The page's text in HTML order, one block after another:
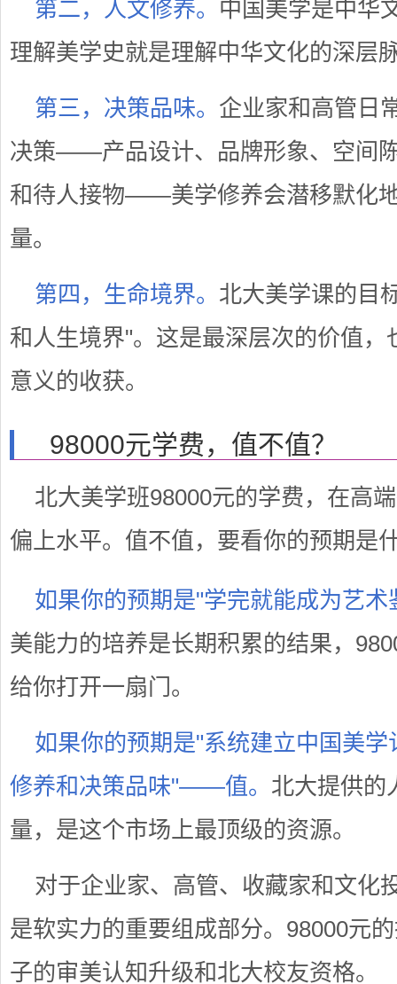
第二，人文修养。 中国美学是中华
理解美学史就是理解中华文化的深层
第三，决策品味。 企业家和高管日
决策——产品设计、品牌形象、空间
和待人接物——美学修养会潜移默化
量。
第四，生命境界。 北大美学课的目
和人生境界"。这是最深层次的价值，
意义的收获。
98000元学费，值不值？
北大美学班98000元的学费，在高
偏上水平。值不值，要看你的预期是
如果你的预期是"学完就能成为艺
美能力的培养是长期积累的结果，
给你打开一扇门。
如果你的预期是"系统建立中国美
修养和决策品味"——值。 北大提供的
量，是这个市场上最顶级的资源。
对于企业家、高管、收藏家和文化
是软实力的重要组成部分。98000元
子的审美认知升级和北大校友资格。